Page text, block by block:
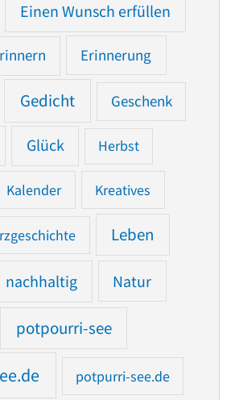
Einen Wunsch erfüllen
Erinnerung
Gedicht Geschenk
Glück Herbst
Kalender Kreatives
Leben
nachhaltig Natur
potpourri-see
potpurri-see.de